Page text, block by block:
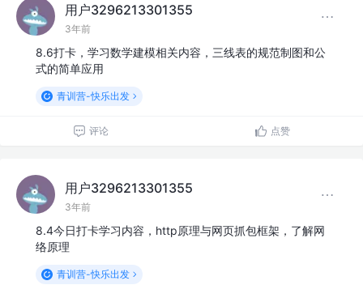
用户3296213301355
3年前
8.6打卡，学习数学建模相关内容，三线表的规范制图和公
式的简单应用
青训营-快乐出发
评论 点赞
用户3296213301355
3年前
8.4今日打卡学习内容，http原理与网页抓包框架，了解网
络原理
青训营-快乐出发